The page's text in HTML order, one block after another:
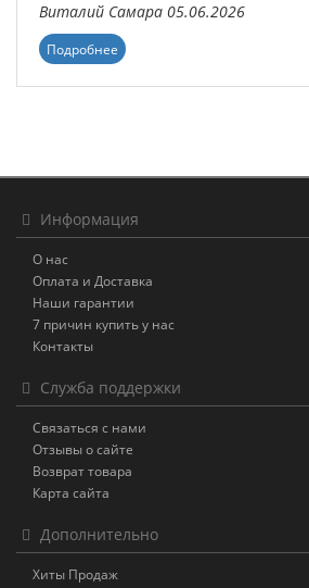
Виталий Самара 05.06.2026
Подробнее
Информация
О нас
Оплата и Доставка
Наши гарантии
7 причин купить у нас
Контакты
Служба поддержки
Связаться с нами
Отзывы о сайте
Возврат товара
Карта сайта
Дополнительно
Хиты Продаж